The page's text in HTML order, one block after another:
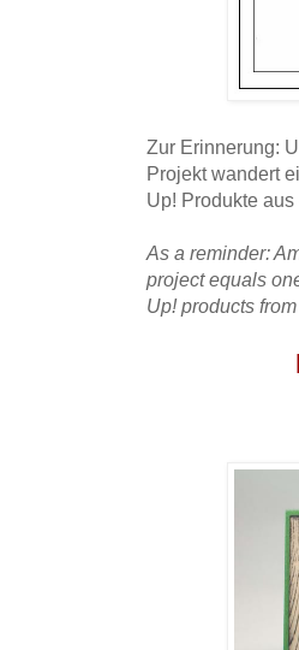
Zur Erinnerung:
Projekt wandert
Up! Produkte
As a reminder:
project equals
Up! products